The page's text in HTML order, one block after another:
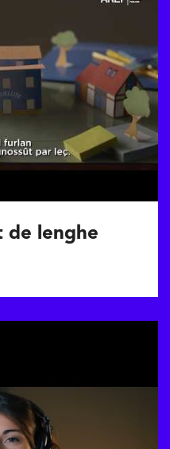
de lenghe